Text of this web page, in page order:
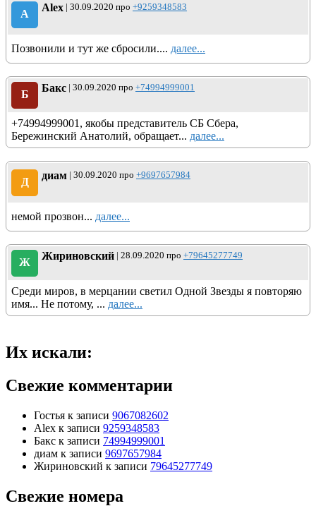
A
Alex | 30.09.2020 про +9259348583
Позвонили и тут же сбросили.... далее...
Б
Бакс | 30.09.2020 про +74994999001
+74994999001, якобы представитель СБ Сбера,
Бережинский Анатолий, обращает... далее...
Д
диам | 30.09.2020 про +9697657984
немой прозвон... далее...
Ж
Жириновский | 28.09.2020 про +79645277749
Среди миров, в мерцании светил Одной Звезды я повторяю
имя... Не потому, ... далее...
Их искали:
Свежие комментарии
Гостья к записи 9067082602
Alex к записи 9259348583
Бакс к записи 74994999001
диам к записи 9697657984
Жириновский к записи 79645277749
Свежие номера